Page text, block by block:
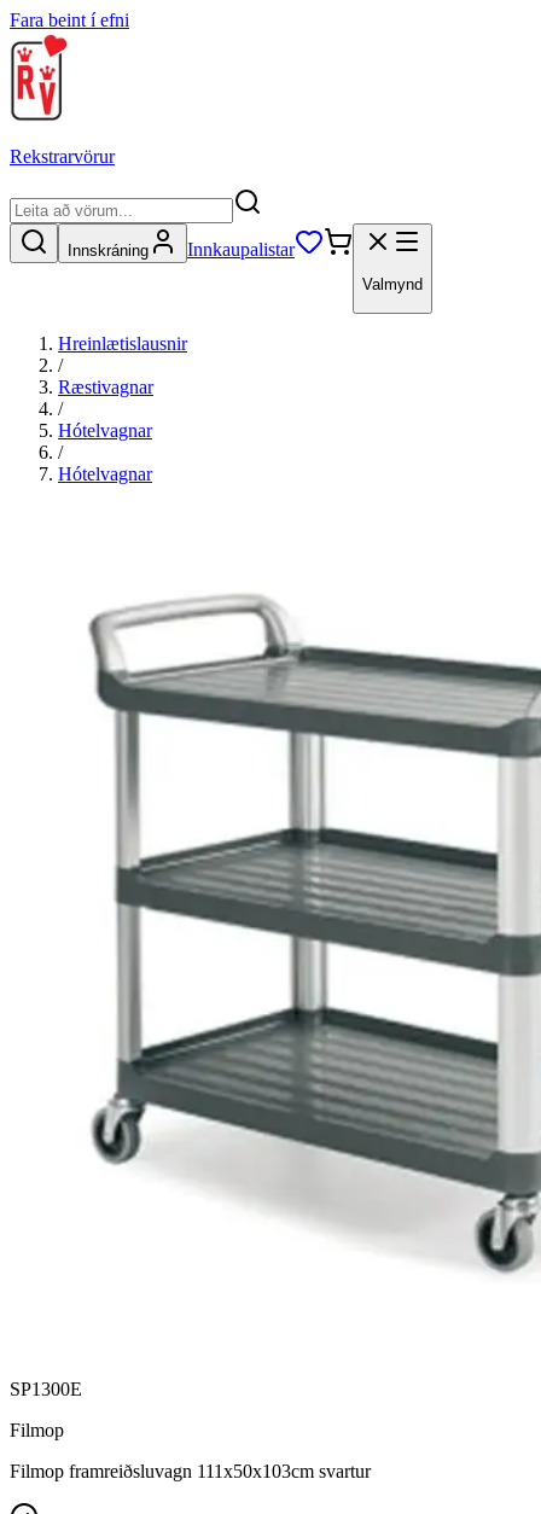
Fara beint í efni
Rekstrarvörur
Innskráning Innkaupalistar
Valmynd
Hreinlætislausnir
/
Ræstivagnar
/
Hótelvagnar
/
Hótelvagnar
SP1300E
Filmop
Filmop framreiðsluvagn 111x50x103cm svartur